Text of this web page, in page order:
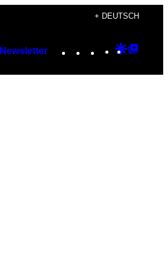
+ DEUTSCH
Newsletter Instagram
TikTok
YouTube
Google